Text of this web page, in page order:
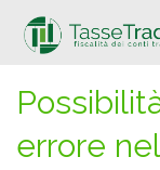
errore